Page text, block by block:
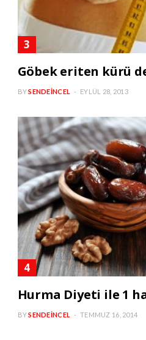
Göbek eriten kürü
BYSENDEINCEL EYLÜL 28, 2013
Hurma Diyeti ile 1
BYSENDEINCEL TEMMUZ 16, 2014